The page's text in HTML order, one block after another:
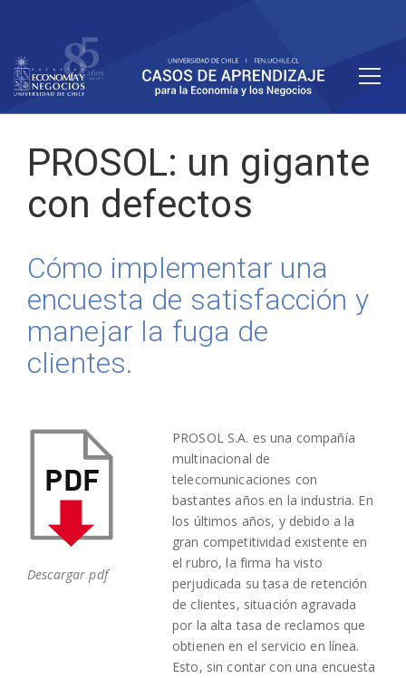
PROSOL: un gigante
con defectos
Cómo implementar una
encuesta de satisfacción y
manejar la fuga de
clientes.
Descargar pdf
PROSOL S.A. es una compañía
multinacional de
telecomunicaciones con
bastantes años en la industria. En
los últimos años, y debido a la
gran competitividad existente en
el rubro, la firma ha visto
perjudicada su tasa de retención
de clientes, situación agravada
por la alta tasa de reclamos que
obtienen en el servicio en línea.
Esto, sin contar con una encuesta